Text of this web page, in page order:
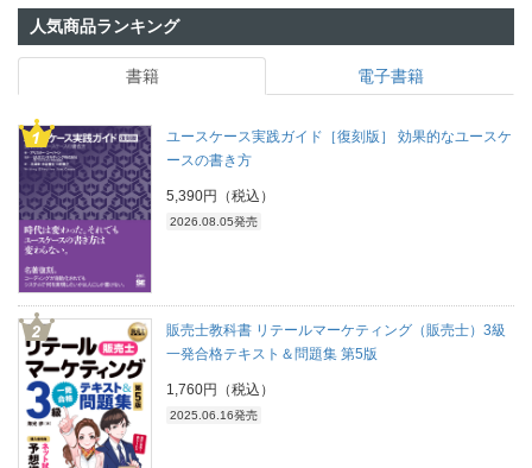
人気商品ランキング
書籍 電子書籍
ユースケース実践ガイド［復刻版］ 効果的なユースケ
ースの書き方
5,390円（税込）
2026.08.05発売
販売士教科書 リテールマーケティング（販売士）3級
一発合格テキスト＆問題集 第5版
1,760円（税込）
2025.06.16発売